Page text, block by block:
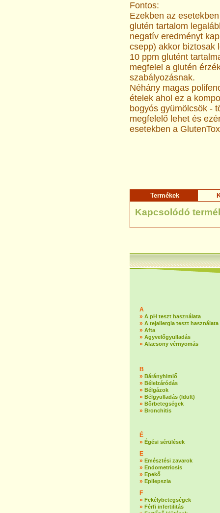
Fontos:
Ezekben az
glutén tartalom
negatív eredményt
csepp) akkor biztosak
10 ppm glutént
megfelel a glutén
szabályozásnak.
Néhány magas
ételek ahol ez a
bogyós gyümölcsök -
megfelelő lehet és
esetekben a
Termékek
Kapcsolódó
A
» A pH teszt használata
» A tejallergia teszt használata
» Afta
» Agyvelőgyulladás
» Alacsony vérnyomás
B
» Bárányhimlő
» Bélelzáródás
» Bélgázok
» Bélgyulladás (Idült)
» Bőrbetegségek
» Bronchitis
É
» Égési sérülések
E
» Emésztési zavarok
» Endometriosis
» Epekő
» Epilepszia
F
» Fekélybetegségek
» Férfi infertilitás